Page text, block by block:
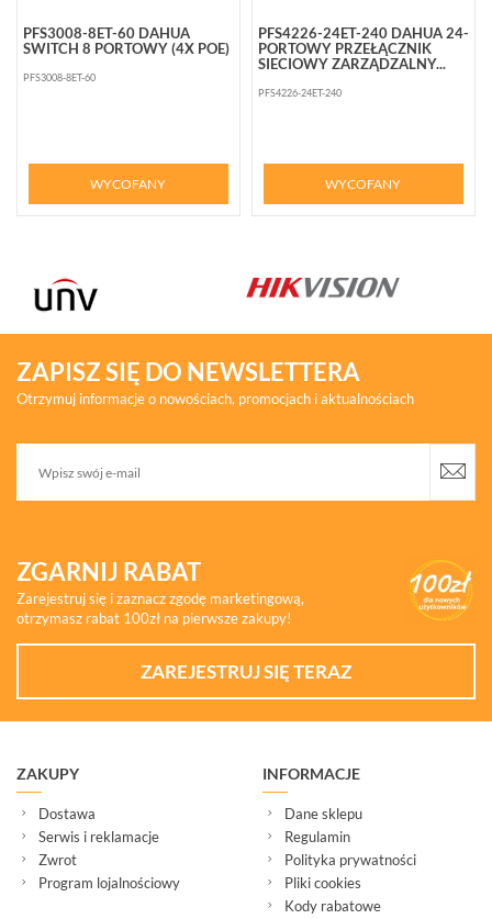
PFS3008-8ET-60 DAHUA
SWITCH 8 PORTOWY (4X POE)
PFS3008-8ET-60
WYCOFANY
PFS4226-24ET-240 DAHUA 24-
PORTOWY PRZEŁĄCZNIK
SIECIOWY ZARZĄDZALNY...
PFS4226-24ET-240
WYCOFANY
ZAPISZ SIĘ DO NEWSLETTERA
Otrzymuj informacje o nowościach, promocjach i aktualnościach
ZGARNIJ RABAT
Zarejestruj się i zaznacz zgodę marketingową,
otrzymasz rabat 100zł na pierwsze zakupy!
ZAREJESTRUJ SIĘ TERAZ
ZAKUPY
Dostawa
Serwis i reklamacje
Zwrot
Program lojalnościowy
INFORMACJE
Dane sklepu
Regulamin
Polityka prywatności
Pliki cookies
Kody rabatowe